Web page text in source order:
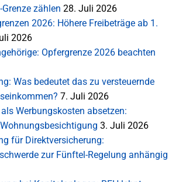
zählen 28. Juli 2026
2026: Höhere Freibeträge ab 1.
2026
Opfergrenze 2026 beachten
Was bedeutet das zu versteuernde
7. Juli 2026
Werbungskosten absetzen:
3. Juli 2026
für Direktversicherung:
zur Fünftel-Regelung anhängig